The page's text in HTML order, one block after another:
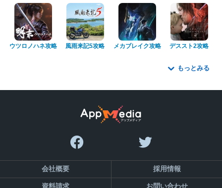
ウツロノハネ攻略 風雨来記5攻略 メカブレイク攻略 デススト2攻略
もっとみる
会社概要 採用情報
資料請求 お問い合わせ